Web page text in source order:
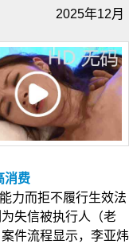
2025年12月
消费
而拒不履行生效法
失信被执行人（老
件流程显示，李亚炜